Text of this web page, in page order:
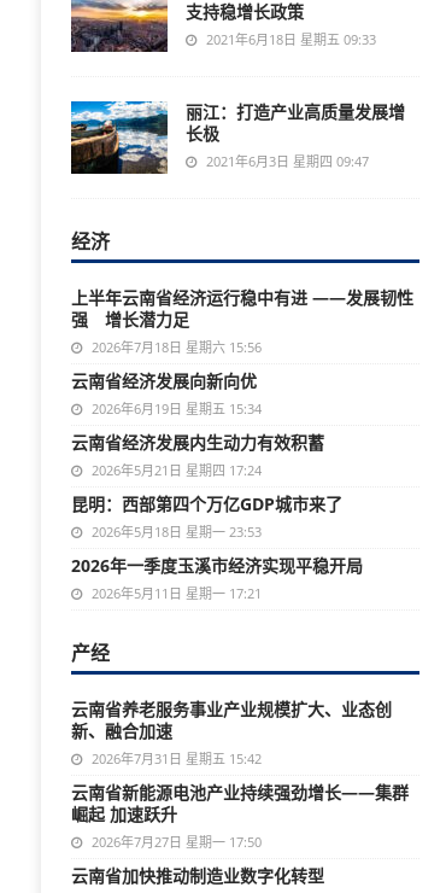
支持稳增长政策
2021年6月18日 星期五 09:33
丽江：打造产业高质量发展增
长极
2021年6月3日 星期四 09:47
经济
上半年云南省经济运行稳中有进 ——发展韧性
强 增长潜力足
2026年7月18日 星期六 15:56
云南省经济发展向新向优
2026年6月19日 星期五 15:34
云南省经济发展内生动力有效积蓄
2026年5月21日 星期四 17:24
昆明：西部第四个万亿GDP城市来了
2026年5月18日 星期一 23:53
2026年一季度玉溪市经济实现平稳开局
2026年5月11日 星期一 17:21
产经
云南省养老服务事业产业规模扩大、业态创
新、融合加速
2026年7月31日 星期五 15:42
云南省新能源电池产业持续强劲增长——集群
崛起 加速跃升
2026年7月27日 星期一 17:50
云南省加快推动制造业数字化转型